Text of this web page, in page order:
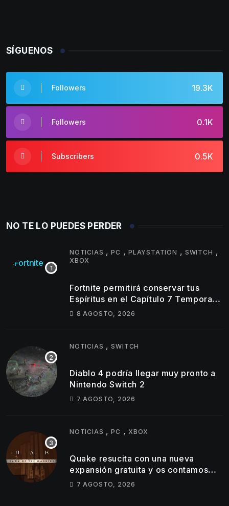
SÍGUENOS
19.3K
Followers
0.1K
Followers
0.5K
Subscribers
NO TE LO PUEDES PERDER
NOTICIAS ,PC ,PLAYSTATION , SWITCH ,
XBOX
Fortnite permitirá conservar tus
Espíritus en el Capítulo 7 Temporada
4 8 AGOSTO, 2026
NOTICIAS ,SWITCH
Diablo 4 podría llegar muy pronto a
Nintendo Switch 2
7 AGOSTO, 2026
NOTICIAS ,PC , XBOX
Quake resucita con una nueva
expansión gratuita y os contamos
todos los detalles
7 AGOSTO, 2026